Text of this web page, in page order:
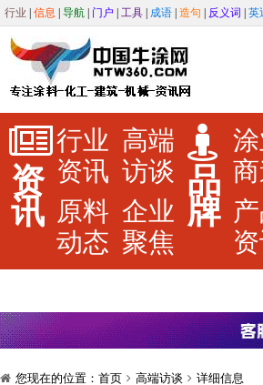
行业 信息 导航 门户 工具 成语 造句 反义词 英
资
讯
行业
资讯
高端
访谈
原料
动态
企业
聚焦
品
牌
您现在的位置： 首页 高端访谈 详细信息